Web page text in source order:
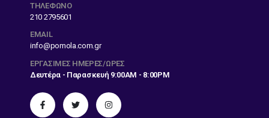
ΤΗΛΕΦΩΝΟ
210 2795601
EMAIL
info@pomola.com.gr
ΕΡΓΆΣΙΜΕΣ ΗΜΈΡΕΣ/ΏΡΕΣ
Δευτέρα - Παρασκευή 9:00AM - 8:00PM